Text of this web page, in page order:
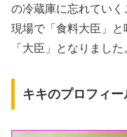
の冷蔵庫に忘れていく
現場で「食料大臣」
「大臣」となりました
キキのプロフィー